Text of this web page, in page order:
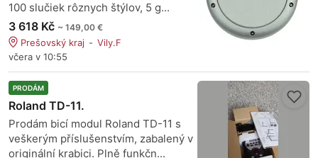
100 slučiek rôznych štýlov, 5 g...
3 618 Kč ~ 149,00 €
Prešovský kraj
Vily.F
včera v 10:55
PRODÁM
Roland TD-11.
Prodám bicí modul Roland TD-11 s
veškerým příslušenstvím, zabalený v
originální krabici. Plně funkčn...